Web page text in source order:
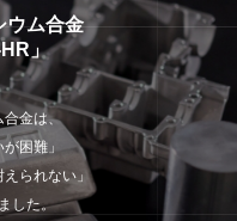
ウム合金
」
合金は、
困難」
えられない」
した。